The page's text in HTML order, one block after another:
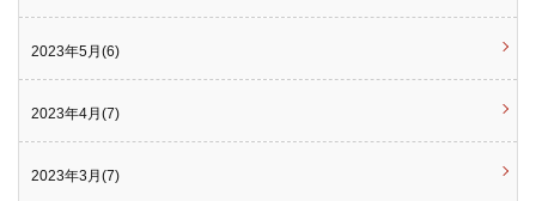
2023年5月(6)
2023年4月(7)
2023年3月(7)